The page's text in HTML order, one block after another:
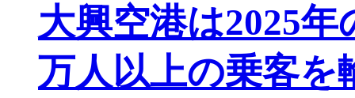
大興空港は2025
万人以上の乗客を